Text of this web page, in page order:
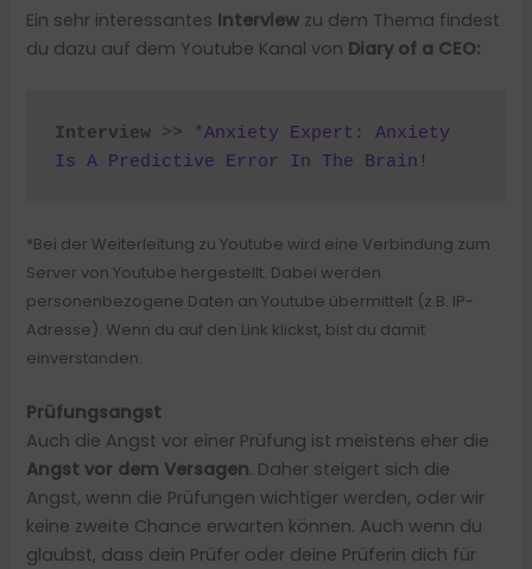
Ein sehr interessantes Interview zu dem Thema findest
du dazu auf dem Youtube Kanal von Diary of a CEO:
Interview >> *Anxiety Expert: Anxiety
Is A Predictive Error In The Brain!
*Bei der Weiterleitung zu Youtube wird eine Verbindung zum
Server von Youtube hergestellt. Dabei werden
personenbezogene Daten an Youtube übermittelt (z.B. IP-
Adresse). Wenn du auf den Link klickst, bist du damit
einverstanden.
Prüfungsangst
Auch die Angst vor einer Prüfung ist meistens eher die
Angst vor dem Versagen. Daher steigert sich die
Angst, wenn die Prüfungen wichtiger werden, oder wir
keine zweite Chance erwarten können. Auch wenn du
glaubst, dass dein Prüfer oder deine Prüferin dich für